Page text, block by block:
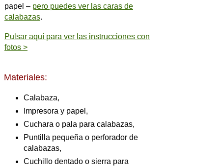
papel – pero puedes ver las caras de
calabazas.
Pulsar aquí para ver las instrucciones con
fotos >
Materiales:
Calabaza,
Impresora y papel,
Cuchara o pala para calabazas,
Puntilla pequeña o perforador de
calabazas,
Cuchillo dentado o sierra para